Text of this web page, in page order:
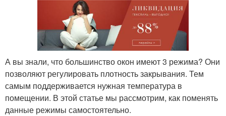
А вы знали, что большинство окон имеют 3 режима? Они
позволяют регулировать плотность закрывания. Тем
самым поддерживается нужная температура в
помещении. В этой статье мы рассмотрим, как поменять
данные режимы самостоятельно.